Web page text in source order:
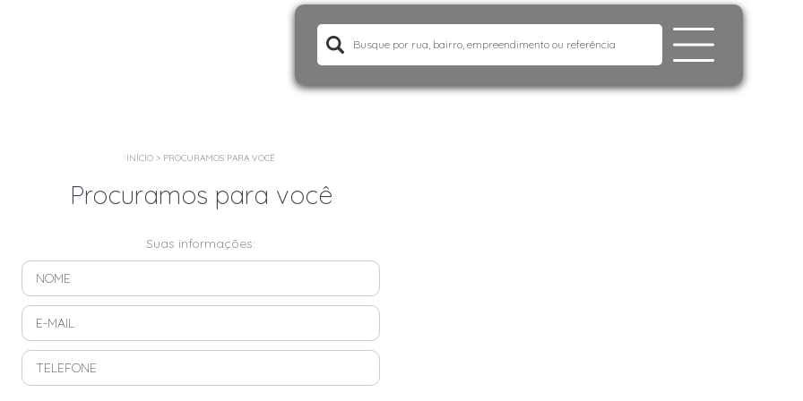
INÍCIO > PROCURAMOS PARA VOCÊ
Procuramos para você
Suas informações: